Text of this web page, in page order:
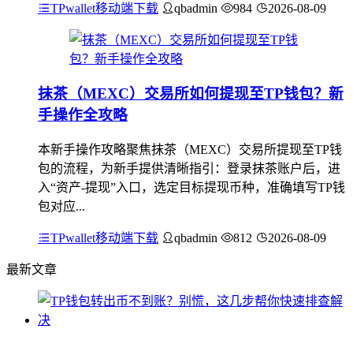
TPwallet移动端下载 qbadmin 984 2026-08-09
抹茶（MEXC）交易所如何提现至TP钱包？新
手操作全攻略
本新手操作攻略聚焦抹茶（MEXC）交易所提现至TP钱
包的流程，为新手提供清晰指引：登录抹茶账户后，进
入“资产-提现”入口，选定目标提现币种，准确填写TP钱
包对应...
TPwallet移动端下载 qbadmin 812 2026-08-09
最新文章